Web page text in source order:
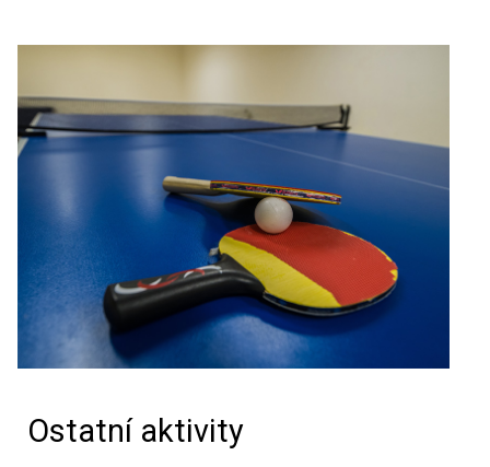
Ostatní aktivity